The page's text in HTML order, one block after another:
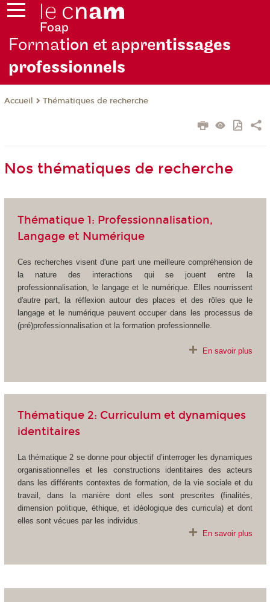
Formation et apprentissages
professionnels
Accueil Thématiques de recherche
Nos thématiques de recherche
Thématique 1: Professionnalisation,
Langage et Numérique
Ces recherches visent d'une part une meilleure compréhension de
la nature des interactions qui se jouent entre la
professionnalisation, le langage et le numérique. Elles nourrissent
d'autre part, la réflexion autour des places et des rôles que le
langage et le numérique peuvent occuper dans les processus de
(pré)professionnalisation et la formation professionnelle.
En savoir plus
Thématique 2: Curriculum et dynamiques
identitaires
La thématique 2 se donne pour objectif d’interroger les dynamiques
organisationnelles et les constructions identitaires des acteurs
dans les différents contextes de formation, de la vie sociale et du
travail, dans la manière dont elles sont prescrites (finalités,
dimension politique, éthique, et idéologique des curricula) et dont
elles sont vécues par les individus.
En savoir plus